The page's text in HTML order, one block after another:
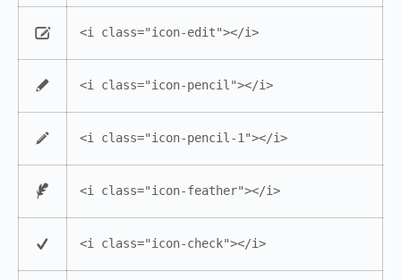
<i class="icon-edit"></i>
<i class="icon-pencil"></i>
<i class="icon-pencil-1"></i>
<i class="icon-feather"></i>
<i class="icon-check"></i>